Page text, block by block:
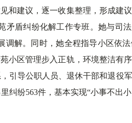
建议，逐一收集整理，形成建议
盾纠纷化解工作专班。她与司
解。同时，她全程指导小区依
小区管理步入正轨，环境整洁有
引导公职人员、退休干部和退役
纷563件，基本实现“小事不出小